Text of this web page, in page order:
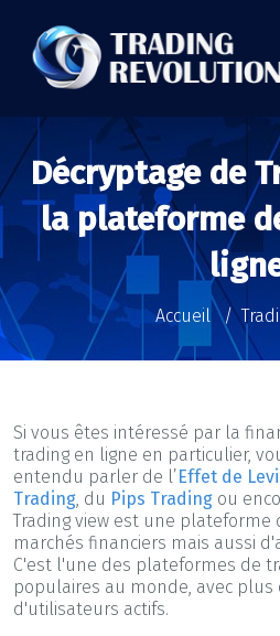
Décryptage de
la plateforme
Accueil
Si vous êtes intéressé par la
trading en ligne en particulier,
entendu parler de l’Effet de
Trading, du Pips Trading ou
Trading view est une
marchés financiers mais aussi
C'est l'une des plateformes de
populaires au monde, avec plus
d'utilisateurs actifs.